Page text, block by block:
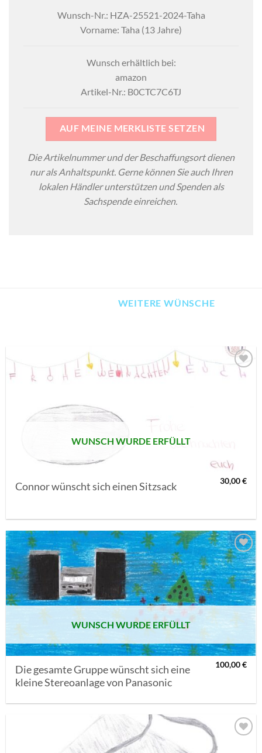
Wunsch-Nr.: HZA-25521-2024-Taha
Vorname: Taha (13 Jahre)
Wunsch erhältlich bei:
amazon
Artikel-Nr.: B0CTC7C6TJ
AUF MEINE MERKLISTE SETZEN
Die Artikelnummer und der Beschaffungsort dienen
nur als Anhaltspunkt. Gerne können Sie auch Ihren
lokalen Händler unterstützen und Spenden als
Sachspende einreichen.
WEITERE WÜNSCHE
AUF MEINE
WUNSCH WURDE ERFÜLLT
Connor wünscht sich einen Sitzsack 30,00€
AUF MEINE
MERKLISTE
SETZEN
WUNSCH WURDE ERFÜLLT
Die gesamte Gruppe wünscht sich eine
kleine Stereoanlage von Panasonic
100,00€
AUF MEINE